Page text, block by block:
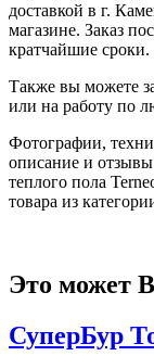
доставкой в г.
магазине. Заказ
кратчайшие сроки.
Также вы можете
или на работу по
Фотографии,
описание и отзывы
теплого пола
товара из
Это может
СуперБур